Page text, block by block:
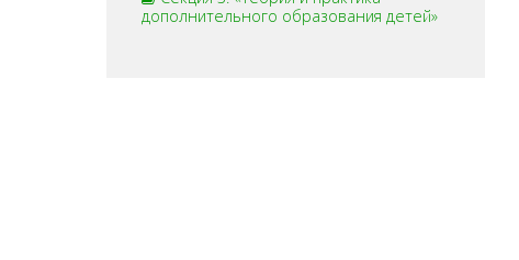
дополнительного образования детей»